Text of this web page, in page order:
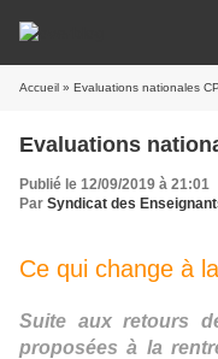
Accueil » Evaluations nationales
Evaluations
Publié le 12/09/2019 à 21:01
Par Syndicat des
Ce qui change à
Suite aux retours
proposées à la